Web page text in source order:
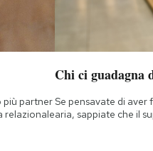
più partner
relazionale
Chi ci guadagna
Se pensavate di
aria, sappiate che il